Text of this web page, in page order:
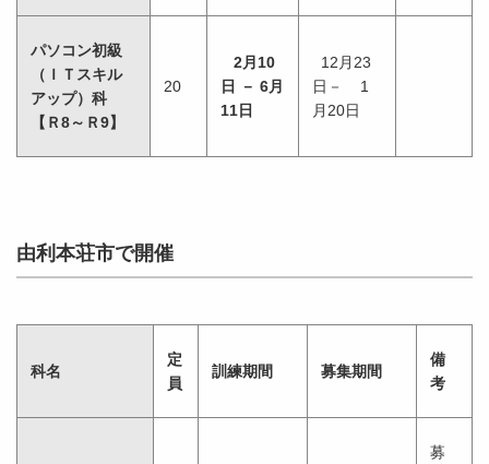
パソコン初級
（ＩＴスキル
アップ）科
【Ｒ8～Ｒ9】
20
2月10
日 － 6月
11日
12月23
日－ 1
月20日
由利本荘市で開催
科名
定
員
訓練期間 募集期間
備
考
募